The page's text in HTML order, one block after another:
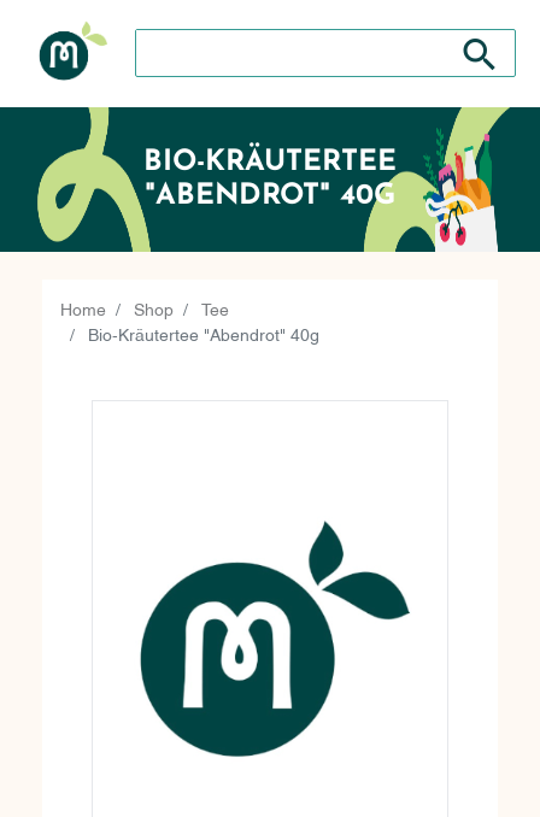
Search
BIO-KRÄUTERTEE
"ABENDROT" 40G
Home Shop Tee
Bio-Kräutertee "Abendrot" 40g